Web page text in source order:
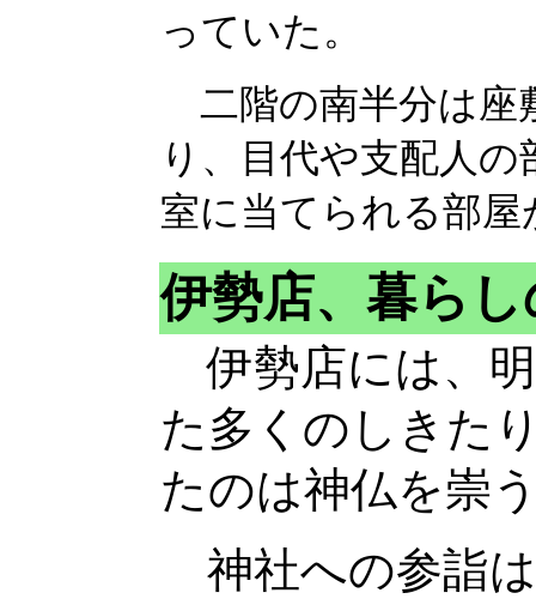
っていた。
二階の南半分は座
り、目代や支配人
室に当てられる部屋
伊勢店、暮ら
伊勢店には、
た多くのしきた
たのは神仏を崇
神社への参詣